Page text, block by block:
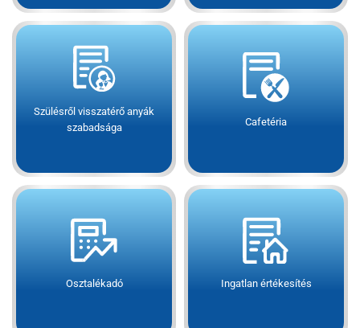
Szülésről visszatérő anyák
szabadsága
Cafetéria
Osztalékadó Ingatlan értékesítés